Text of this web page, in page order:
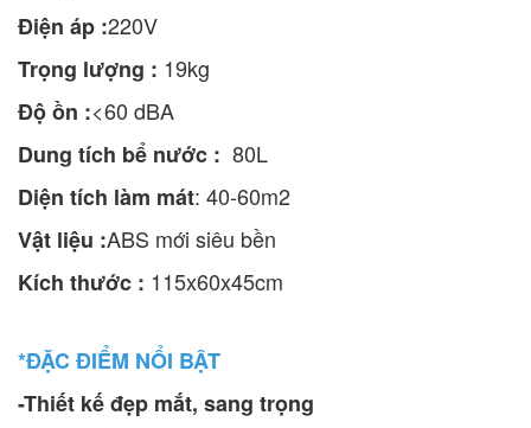
Điện áp :220V
Trọng lượng : 19kg
Độ ồn :<60 dBA
Dung tích bể nước : 80L
Diện tích làm mát: 40-60m2
Vật liệu :ABS mới siêu bền
Kích thước : 115x60x45cm
*ĐẶC ĐIỂM NỔI BẬT
-Thiết kế đẹp mắt, sang trọng